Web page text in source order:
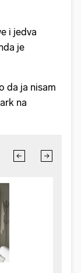
i jedva
je
da ja nisam
na